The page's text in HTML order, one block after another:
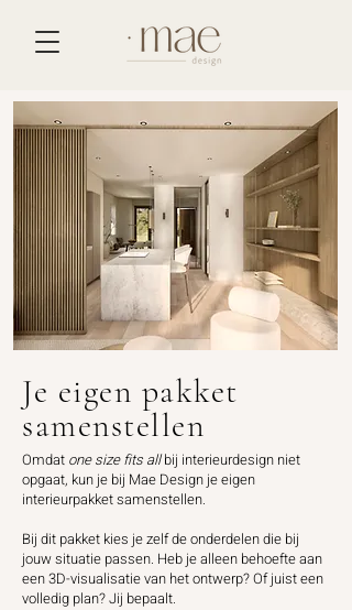
Je eigen pakket
samenstellen
Omdat one size fits allbij interieurdesign niet
opgaat, kun je bij Mae Design je eigen
interieurpakket samenstellen.
Bij dit pakket kies je zelf de onderdelen die bij
jouw situatie passen. Heb je alleen behoefte aan
een 3D-visualisatie van het ontwerp? Of juist een
volledig plan? Jij bepaalt.